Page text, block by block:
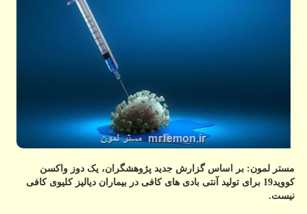
مستر لمون: بر اساس گزارش جدید پژوهشگران، یک دوز واکسن
کووید19 برای تولید آنتی بادی های کافی در بیماران دیالیز کلیوی کافی
نیست.